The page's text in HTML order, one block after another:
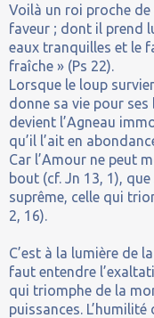
Voilà un roi proche de
faveur ; dont il prend
eaux tranquilles et le
fraîche » (Ps 22).
Lorsque le loup
donne sa vie pour
devient l’Agneau
qu’il l’ait en
Car l’Amour ne peut
bout (cf. Jn 13, 1),
suprême, celle qui
2, 16).
C’est à la lumière de
faut entendre
qui triomphe de la
puissances.